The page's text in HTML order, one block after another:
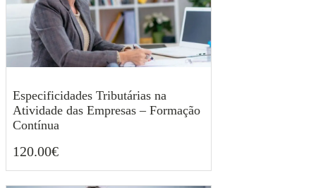
Especificidades Tributárias na
Atividade das Empresas – Formação
Contínua
120.00€